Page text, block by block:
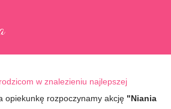
w znalezieniu najlepszej
opiekunkę rozpoczynamy akcję "Niania